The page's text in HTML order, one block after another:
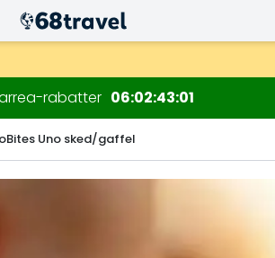
rabatter 06024259
Uno sked/gaffel